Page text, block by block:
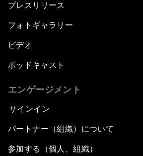
プレスリリース
フォトギャラリー
ビデオ
ポッドキャスト
エンゲージメント
サインイン
パートナー（組織）について
参加する（個人、組織）